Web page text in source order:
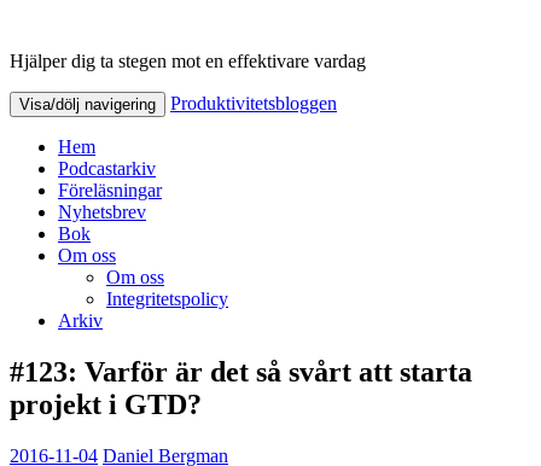
Produktivitetsbloggen
Hjälper dig ta stegen mot en effektivare vardag
Visa/dölj navigering Produktivitetsbloggen
Hem
Podcastarkiv
Föreläsningar
Nyhetsbrev
Bok
Om oss
Om oss
Integritetspolicy
Arkiv
#123: Varför är det så svårt att starta
projekt i GTD?
2016-11-04 Daniel Bergman